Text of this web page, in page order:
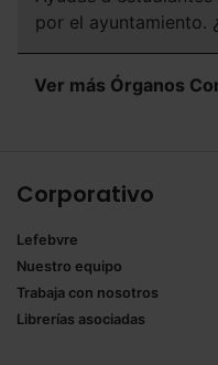
por el ayuntamiento.
Ver más Órganos
Corporativo
Lefebvre
Nuestro equipo
Trabaja con nosotros
Librerías asociadas